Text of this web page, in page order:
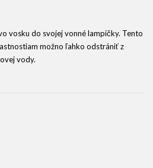
vosku do svojej vonné lampičky. Tento
možno ľahko odstrániť z
vody.